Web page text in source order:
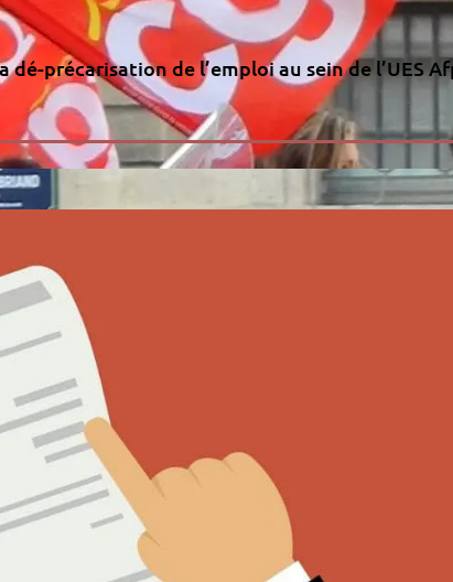
précarisation de l’emploi au sein de l’UES